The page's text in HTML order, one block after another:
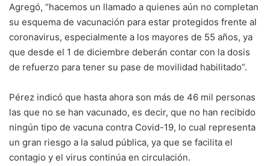
Agregó, “hacemos un llamado a quienes aún no completan
su esquema de vacunación para estar protegidos frente al
coronavirus, especialmente a los mayores de 55 años, ya
que desde el 1 de diciembre deberán contar con la dosis
de refuerzo para tener su pase de movilidad habilitado”.
Pérez indicó que hasta ahora son más de 46 mil personas
las que no se han vacunado, es decir, que no han recibido
ningún tipo de vacuna contra Covid-19, lo cual representa
un gran riesgo a la salud pública, ya que se facilita el
contagio y el virus continúa en circulación.